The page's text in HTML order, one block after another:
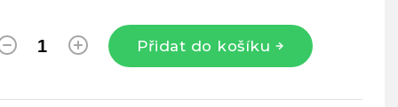
Přidat do košíku